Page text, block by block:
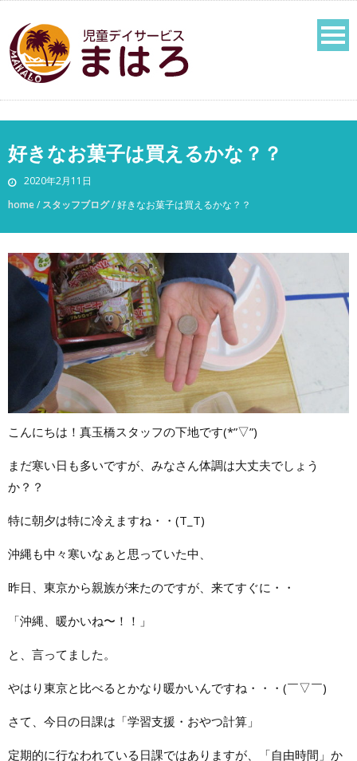
好きなお菓子は買えるかな？？
2020年2月11日
home/ スタッフブログ/好きなお菓子は買えるかな？？
こんにちは！真玉橋スタッフの下地です(*”▽”)
まだ寒い日も多いですが、みなさん体調は大丈夫でしょう
か？？
特に朝夕は特に冷えますね・・(T_T)
沖縄も中々寒いなぁと思っていた中、
昨日、東京から親族が来たのですが、来てすぐに・・
「沖縄、暖かいね〜！！」
と、言ってました。
やはり東京と比べるとかなり暖かいんですね・・・(￣▽￣)
さて、今日の日課は「学習支援・おやつ計算」
定期的に行なわれている日課ではありますが、「自由時間」か